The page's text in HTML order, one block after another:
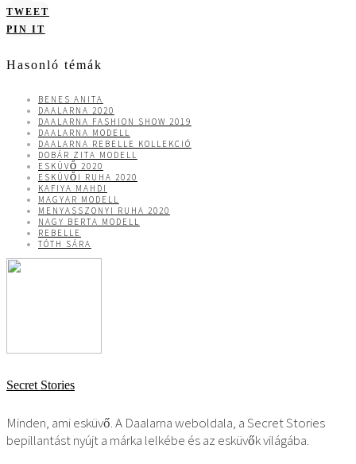
TWEET
PIN IT
Hasonló témák
BENES ANITA
DAALARNA 2020
DAALARNA FASHION SHOW 2019
DAALARNA MODELL
DAALARNA REBELLE KOLLEKCIÓ
DOBÁR ZITA MODELL
ESKÜVŐ 2020
ESKÜVŐI RUHA 2020
KAFIYA MAHDI
MAGYAR MODELL
MENYASSZONYI RUHA 2020
NAGY BERTA MODELL
REBELLE
TÓTH SÁRA
Secret Stories
Minden, ami esküvő. A Daalarna weboldala, a Secret Stories
bepillantást nyújt a márka lelkébe és az esküvők világába.